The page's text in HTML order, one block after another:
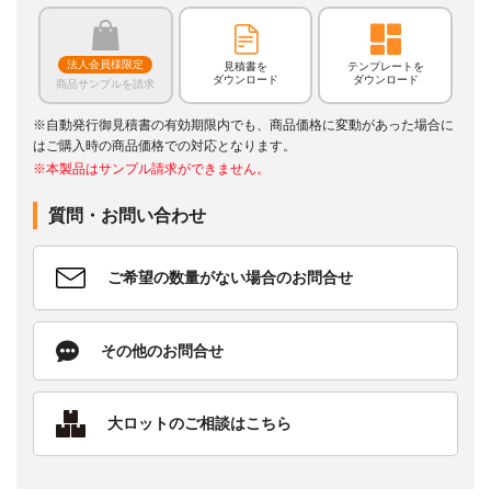
法人会員様限定
商品サンプルを請求
見積書を
ダウンロード
テンプレートを
ダウンロード
※自動発行御見積書の有効期限内でも、商品価格に変動があった場合に
はご購入時の商品価格での対応となります。
※本製品はサンプル請求ができません。
質問・お問い合わせ
ご希望の数量がない場合のお問合せ
その他のお問合せ
大ロットのご相談はこちら